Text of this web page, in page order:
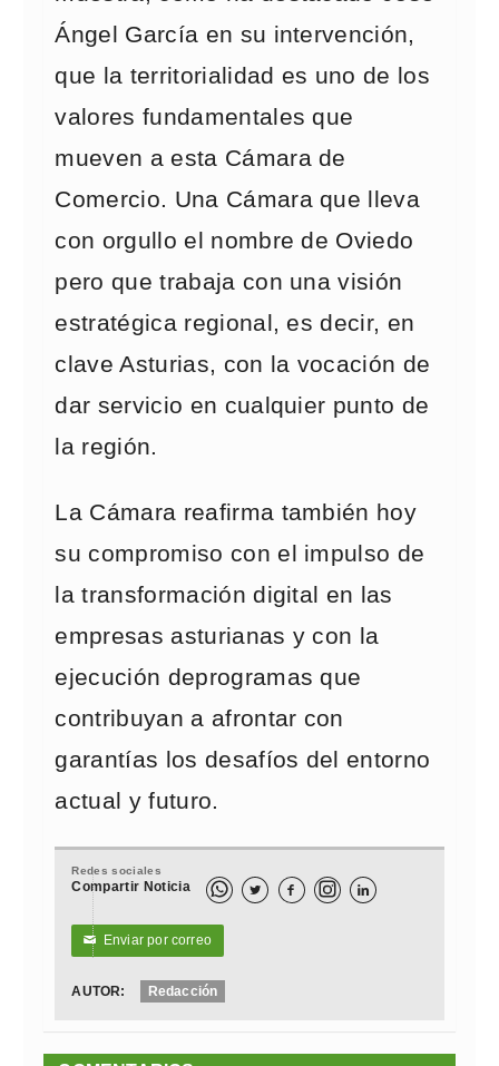
Ángel García en su intervención,
que la territorialidad es uno de los
valores fundamentales que
mueven a esta Cámara de
Comercio. Una Cámara que lleva
con orgullo el nombre de Oviedo
pero que trabaja con una visión
estratégica regional, es decir, en
clave Asturias, con la vocación de
dar servicio en cualquier punto de
la región.
La Cámara reafirma también hoy
su compromiso con el impulso de
la transformación digital en las
empresas asturianas y con la
ejecución deprogramas que
contribuyan a afrontar con
garantías los desafíos del entorno
actual y futuro.
Redes sociales
Compartir Noticia   
✉ Enviar por correo
AUTOR: Redacción